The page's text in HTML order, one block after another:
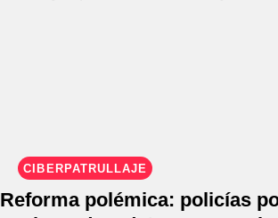
CIBERPATRULLAJE
Reforma polémica: policías